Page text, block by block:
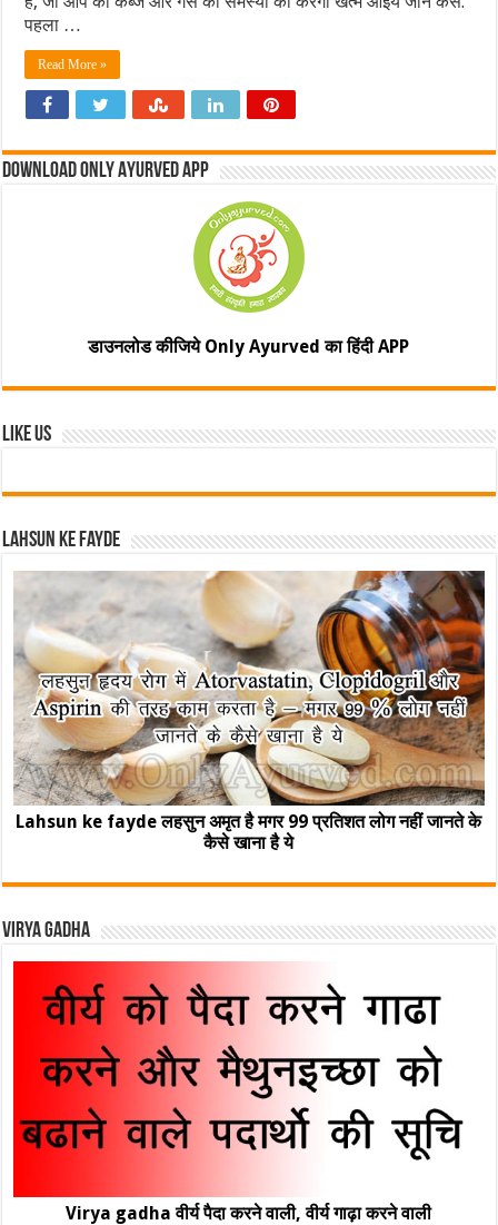
पहला …
Read More »
Download Only Ayurved App
डाउनलोड कीजिये Only Ayurved का हिंदी APP
Like Us
Lahsun ke fayde
Lahsun ke fayde लहसुन अमृत है मगर 99 प्रतिशत लोग नहीं जानते के
कैसे खाना है ये
Virya Gadha
Virya gadha वीर्य पैदा करने वाली, वीर्य गाढ़ा करने वाली